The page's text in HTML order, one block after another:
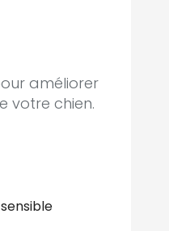
améliorer
votre chien.